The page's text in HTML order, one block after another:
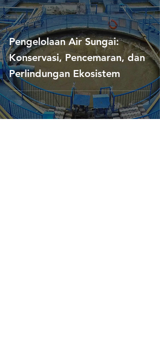
Pengelolaan Air Sungai:
Konservasi, Pencemaran, dan
Perlindungan Ekosistem